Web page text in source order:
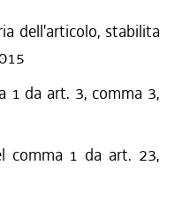
dell'articolo, stabilita
1 da art. 3, comma 3,
comma 1 da art. 23,